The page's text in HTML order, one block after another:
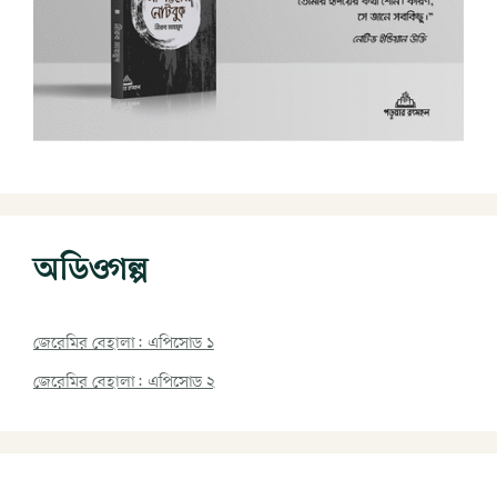
অডিওগল্প
জেরেমির বেহালা: এপিসোড ১
জেরেমির বেহালা: এপিসোড ২